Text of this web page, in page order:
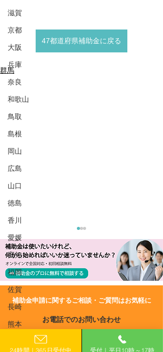
滋賀
京都
大阪
兵庫
奈良
和歌山
鳥取
島根
岡山
広島
山口
徳島
香川
愛媛
高知
福岡
佐賀
長崎
熊本
47都道府県補助金に戻る
群馬
和6年度ぐんまEXPORTサ
ポート補助事業
​補助金申請に関するご相談・ご質問はお気軽に
お電話でのお問い合わせ
0120-399-121
24時間｜365日受付中 受付｜平日10時～17時